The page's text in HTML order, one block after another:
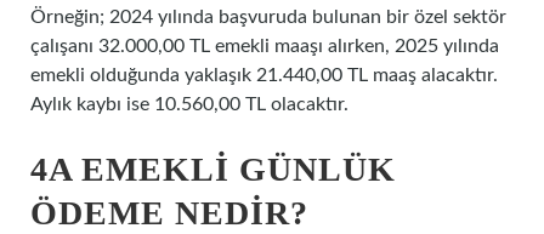
Örneğin; 2024 yılında başvuruda bulunan bir özel sektör
çalışanı 32.000,00 TL emekli maaşı alırken, 2025 yılında
emekli olduğunda yaklaşık 21.440,00 TL maaş alacaktır.
Aylık kaybı ise 10.560,00 TL olacaktır.
4A EMEKLI GÜNLÜK
ÖDEME NEDIR?